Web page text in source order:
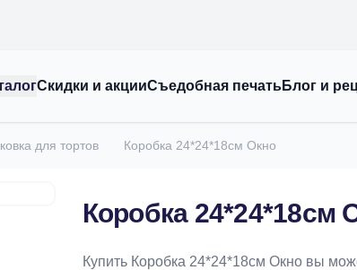
Скидки и акцииСъедобная печатьБлог и
для тортов Коробка 24*24*18см Окно
Коробка 24*24*18см
Купить Коробка 24*24*18см Окно вы